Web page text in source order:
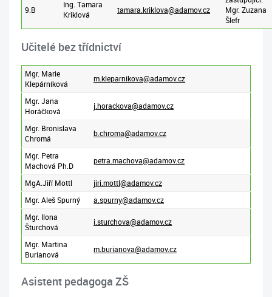
9.B
Ing. Tamara
Kriklová
tamara.kriklova@adamov.cz
Mgr. Zuzana
Šlefr
Učitelé bez třídnictví
Mgr. Marie
Klepárníková
m.kleparnikova@adamov.cz
Mgr. Jana
Horáčková
j.horackova@adamov.cz
Mgr. Bronislava
Chromá
b.chroma@adamov.cz
Mgr. Petra
Machová Ph.D
petra.machova@adamov.cz
MgA.Jiří Mottl jiri.mottl@adamov.cz
Mgr. Aleš Spurný
a.spurny@adamov.cz
Mgr. Ilona
Šturchová
i.sturchova@adamov.cz
Mgr. Martina
Burianová
m.burianova@adamov.cz
Asistent pedagoga ZŠ